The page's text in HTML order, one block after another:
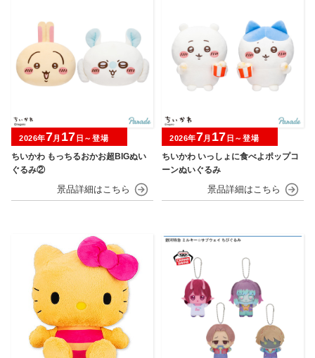
ちいかわ もっちるおかお超BIGぬい
ぐるみ②
2026年7月 17 日～登場
ちいかわ いっしょに食べよポップコ
ーンぬいぐるみ
2026年7月 17 日～登場